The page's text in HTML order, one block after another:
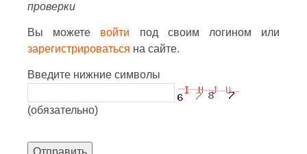
проверки
Вы можете войти под своим логином или
зарегистрироваться на сайте.
Введите нижние символы
(обязательно)
Отправить